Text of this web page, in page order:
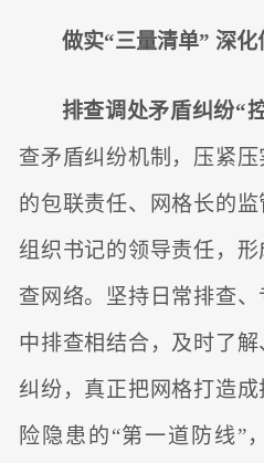
做实“三量清单” 深
排查调处矛盾纠纷“
查矛盾纠纷机制，压紧压
的包联责任、网格长的
组织书记的领导责任，
查网络。坚持日常排查
中排查相结合，及时了
纠纷，真正把网格打造
险隐患的“第一道防线”